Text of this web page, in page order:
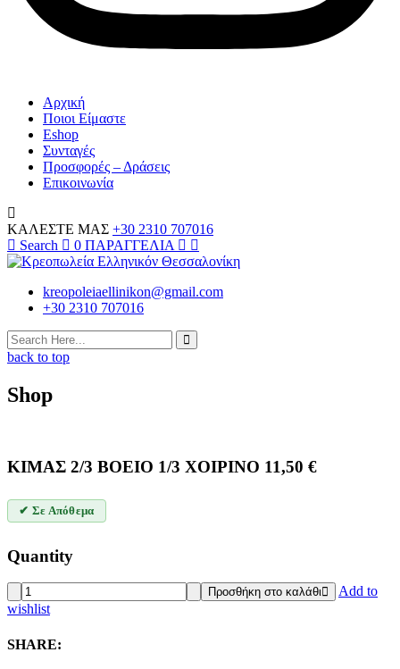
Αρχική
Ποιοι Είμαστε
Eshop
Συνταγές
Προσφορές – Δράσεις
Επικοινωνία
ΚΑΛΕΣΤΕ ΜΑΣ +30 2310 707016
Search
0 ΠΑΡΑΓΓΕΛΙΑ
kreopoleiaellinikon@gmail.com
+30 2310 707016
back to top
Shop
ΚΙΜΑΣ 2/3 ΒΟΕΙΟ 1/3 ΧΟΙΡΙΝΟ 11,50 €
✔ Σε Απόθεμα
Quantity
ΚΙΜΑΣ
2/3
1/3
ΧΟΙΡΙΝΟ
Προσθήκη στο καλάθι
Add to
wishlist
SHARE: